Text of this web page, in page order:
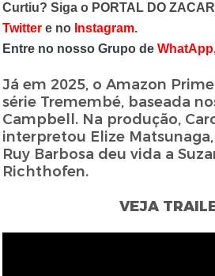
Curtiu? Siga o PORTAL DO
Twitter e no Instagram.
Entre no nosso Grupo deWhatApp
Já em 2025, o Amazon
série Tremembé, baseada
Campbell. Na produção,
interpretou Elize
Ruy Barbosa deu vida a
Richthofen.
VEJA